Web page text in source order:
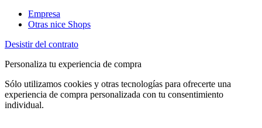
Empresa
Otras nice Shops
Desistir del contrato
Personaliza tu experiencia de compra
Sólo utilizamos cookies y otras tecnologías para ofrecerte una
experiencia de compra personalizada con tu consentimiento
individual.